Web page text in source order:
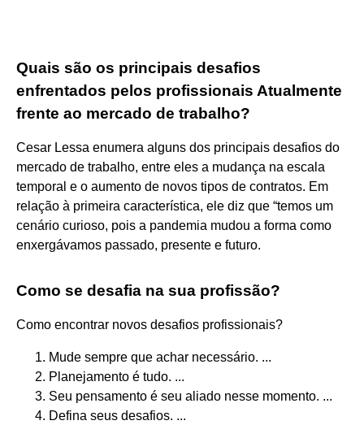
Quais são os principais desafios
enfrentados pelos profissionais Atualmente
frente ao mercado de trabalho?
Cesar Lessa enumera alguns dos principais desafios do
mercado de trabalho, entre eles a mudança na escala
temporal e o aumento de novos tipos de contratos. Em
relação à primeira característica, ele diz que “temos um
cenário curioso, pois a pandemia mudou a forma como
enxergávamos passado, presente e futuro.
Como se desafia na sua profissão?
Como encontrar novos desafios profissionais?
Mude sempre que achar necessário. ...
Planejamento é tudo. ...
Seu pensamento é seu aliado nesse momento. ...
Defina seus desafios. ...